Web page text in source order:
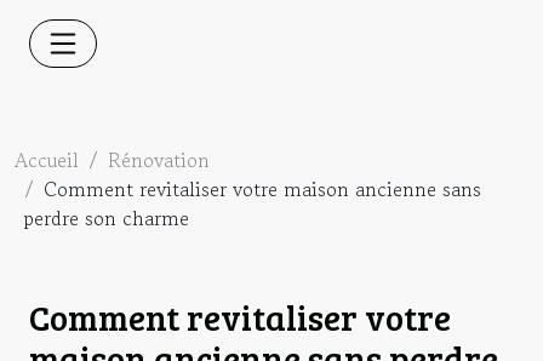
Accueil
Rénovation
Comment revitaliser votre maison ancienne sans
perdre son charme
Comment revitaliser votre